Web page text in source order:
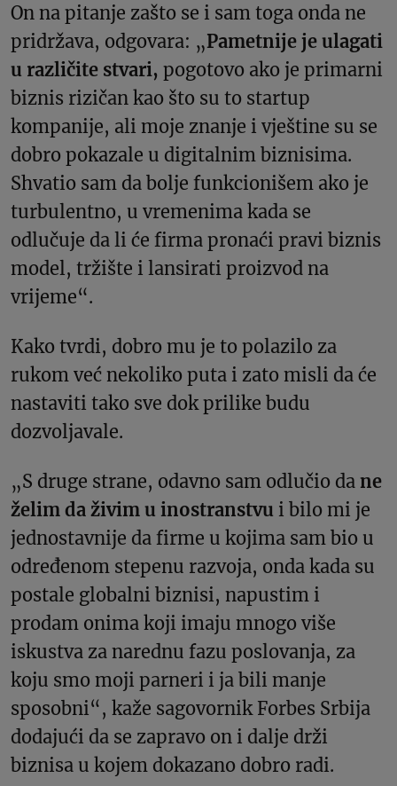
On na pitanje zašto se i sam toga onda ne
pridržava, odgovara: „Pametnije je ulagati
u različite stvari, pogotovo ako je primarni
biznis rizičan kao što su to startup
kompanije, ali moje znanje i vještine su se
dobro pokazale u digitalnim biznisima.
Shvatio sam da bolje funkcionišem ako je
turbulentno, u vremenima kada se
odlučuje da li će firma pronaći pravi biznis
model, tržište i lansirati proizvod na
vrijeme“.
Kako tvrdi, dobro mu je to polazilo za
rukom već nekoliko puta i zato misli da će
nastaviti tako sve dok prilike budu
dozvoljavale.
„S druge strane, odavno sam odlučio da ne
želim da živim u inostranstvu i bilo mi je
jednostavnije da firme u kojima sam bio u
određenom stepenu razvoja, onda kada su
postale globalni biznisi, napustim i
prodam onima koji imaju mnogo više
iskustva za narednu fazu poslovanja, za
koju smo moji parneri i ja bili manje
sposobni“, kaže sagovornik Forbes Srbija
dodajući da se zapravo on i dalje drži
biznisa u kojem dokazano dobro radi.